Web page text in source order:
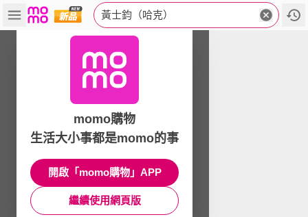
黃士鈞（哈克）
momo購物
生活大小事都是momo的事
開啟「momo購物」APP
繼續使用網頁版